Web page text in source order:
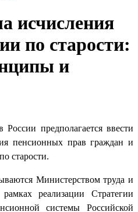
исчисления
по старости:
и
предполагается ввести
пенсионных прав граждан и
старости.
Министерством труда и
реализации Стратегии
системы Российской